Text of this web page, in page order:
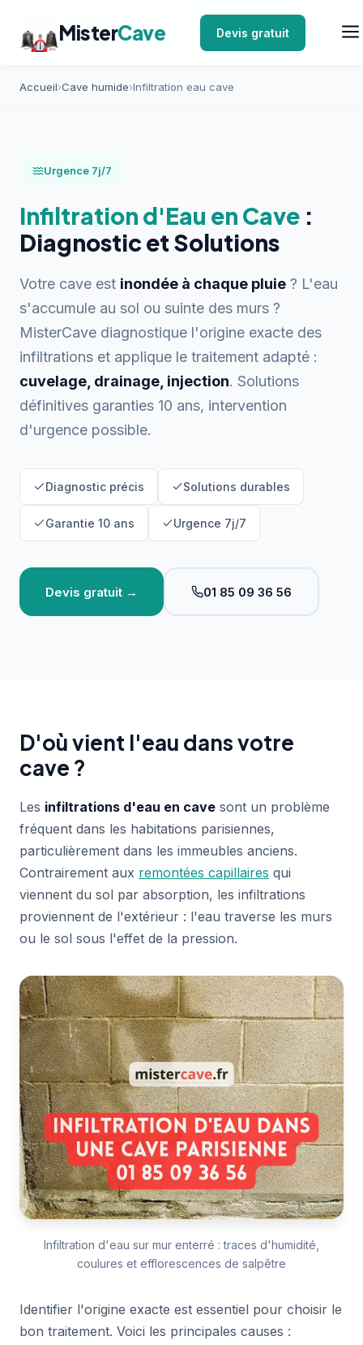
MisterCave Devis gratuit
Accueil›Cave humide›Infiltration eau cave
Urgence 7j/7
Infiltration d'Eau en Cave :
Diagnostic et Solutions
Votre cave est inondée à chaque pluie ? L'eau
s'accumule au sol ou suinte des murs ?
MisterCave diagnostique l'origine exacte des
infiltrations et applique le traitement adapté :
cuvelage, drainage, injection. Solutions
définitives garanties 10 ans, intervention
d'urgence possible.
Diagnostic précis Solutions durables
Garantie 10 ans Urgence 7j/7
Devis gratuit → 01 85 09 36 56
D'où vient l'eau dans votre
cave ?
Les infiltrations d'eau en cave sont un problème
fréquent dans les habitations parisiennes,
particulièrement dans les immeubles anciens.
Contrairement aux remontées capillaires qui
viennent du sol par absorption, les infiltrations
proviennent de l'extérieur : l'eau traverse les murs
ou le sol sous l'effet de la pression.
Infiltration d'eau sur mur enterré : traces d'humidité,
coulures et efflorescences de salpêtre
Identifier l'origine exacte est essentiel pour choisir le
bon traitement. Voici les principales causes :